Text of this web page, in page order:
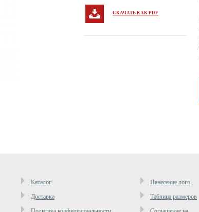
СКАЧАТЬ КАК PDF
Каталог Нанесение лого
Доставка Таблица размеров